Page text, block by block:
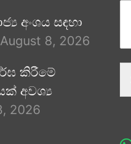
අංශය සඳහා
August 8, 2026
කිරීමේ
අවශ්‍ය
2026